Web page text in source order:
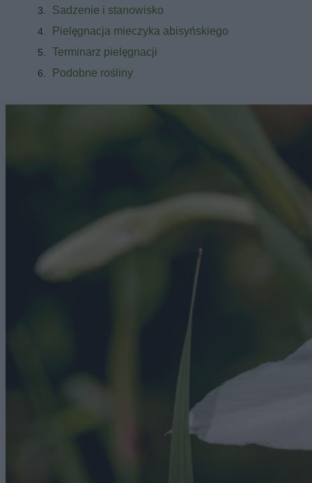
Sadzenie i stanowisko
Pielęgnacja mieczyka abisyńskiego
Terminarz pielęgnacji
Podobne rośliny